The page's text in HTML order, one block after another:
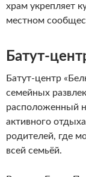
храм укрепляет
местном
Батут-
Батут-центр
семейных
расположенный
активного
родителей, где
всей семьёй.